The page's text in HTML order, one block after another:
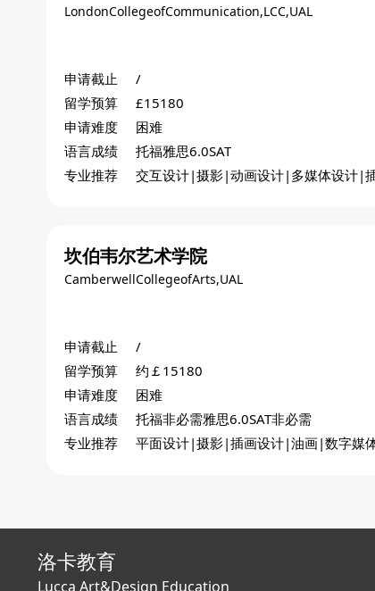
LondonCollegeofCommunication,LCC,UAL
申请截止
/
留学预算
£15180
申请难度
困难
语言成绩
托福雅思6.0SAT
专业推荐
交互设计|摄影|动画设计|多媒体设计|
坎伯韦尔艺术学院
CamberwellCollegeofArts,UAL
申请截止
/
留学预算
约￡15180
申请难度
困难
语言成绩
托福非必需雅思6.0SAT非必需
专业推荐
平面设计|摄影|插画设计|油画|数字媒
洛卡教育
Lucca Art&Design Education